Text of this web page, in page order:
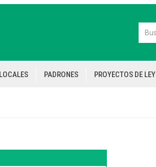
LOCALES PADRONES PROYECTOS DE LEY